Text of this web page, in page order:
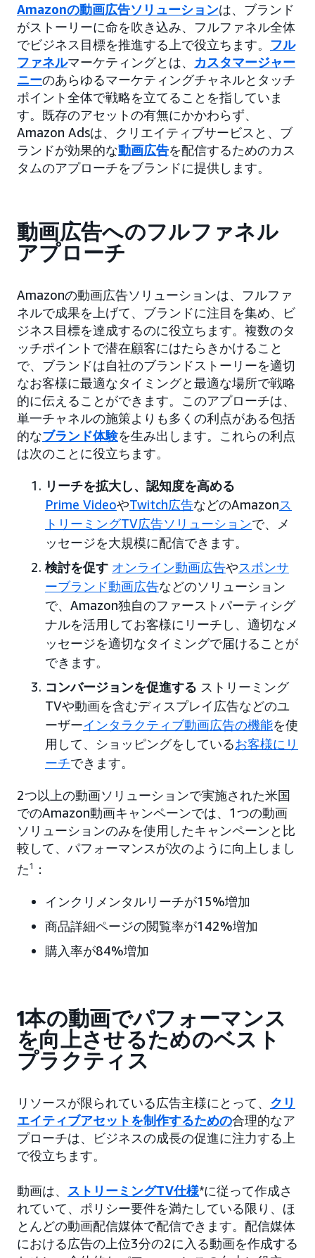
Amazonの動画広告ソリューションは、ブランド
がストーリーに命を吹き込み、フルファネル全体
でビジネス目標を推進する上で役立ちます。 フル
ファネルマーケティングとは、 カスタマージャー
ニーのあらゆるマーケティングチャネルとタッチ
ポイント全体で戦略を立てることを指していま
す。既存のアセットの有無にかかわらず、
Amazon Adsは、クリエイティブサービスと、ブ
ランドが効果的な動画広告を配信するためのカス
タムのアプローチをブランドに提供します。
動画広告へのフルファネル
アプローチ
Amazonの動画広告ソリューションは、フルファ
ネルで成果を上げて、ブランドに注目を集め、ビ
ジネス目標を達成するのに役立ちます。複数のタ
ッチポイントで潜在顧客にはたらきかけること
で、ブランドは自社のブランドストーリーを適切
なお客様に最適なタイミングと最適な場所で戦略
的に伝えることができます。このアプローチは、
単一チャネルの施策よりも多くの利点がある包括
的なブランド体験を生み出します。これらの利点
は次のことに役立ちます。
リーチを拡大し、認知度を高める
Prime VideoやTwitch広告などのAmazonス
トリーミングTV広告ソリューションで、メ
ッセージを大規模に配信できます。
検討を促す オンライン動画広告やスポンサ
ーブランド動画広告などのソリューション
で、Amazon独自のファーストパーティシグ
ナルを活用してお客様にリーチし、適切なメ
ッセージを適切なタイミングで届けることが
できます。
コンバージョンを促進する ストリーミング
TVや動画を含むディスプレイ広告などのユ
ーザーインタラクティブ動画広告の機能を使
用して、ショッピングをしているお客様にリ
ーチできます。
2つ以上の動画ソリューションで実施された米国
でのAmazon動画キャンペーンでは、1つの動画
ソリューションのみを使用したキャンペーンと比
較して、パフォーマンスが次のように向上しまし
た1 ：
インクリメンタルリーチが15%増加
商品詳細ページの閲覧率が142%増加
購入率が84%増加
1本の動画でパフォーマンス
を向上させるためのベスト
プラクティス
リソースが限られている広告主様にとって、 クリ
エイティブアセットを制作するための合理的なア
プローチは、ビジネスの成長の促進に注力する上
で役立ちます。
動画は、 ストリーミングTV仕様*に従って作成さ
れていて、ポリシー要件を満たしている限り、ほ
とんどの動画配信媒体で配信できます。配信媒体
における広告の上位3分の2に入る動画を作成する